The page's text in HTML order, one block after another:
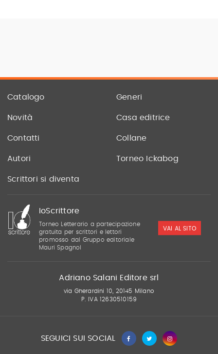
Catalogo Generi
Novità Casa editrice
Contatti Collane
Autori Torneo Ickabog
Scrittori si diventa
IoScrittore
Torneo Letterario a partecipazione
gratuita per scrittori e lettori
promosso dal Gruppo editoriale
Mauri Spagnol
VAI AL SITO
Adriano Salani Editore srl
via Gherardini 10, 20145 Milano
P. IVA 12630510159
SEGUICI SUI SOCIAL